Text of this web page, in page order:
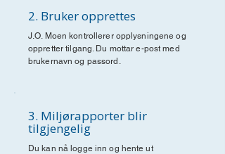
2. Bruker opprettes
J.O. Moen kontrollerer opplysningene og
oppretter tilgang. Du mottar e-post med
brukernavn og passord.
3. Miljørapporter blir
tilgjengelig
Du kan nå logge inn og hente ut